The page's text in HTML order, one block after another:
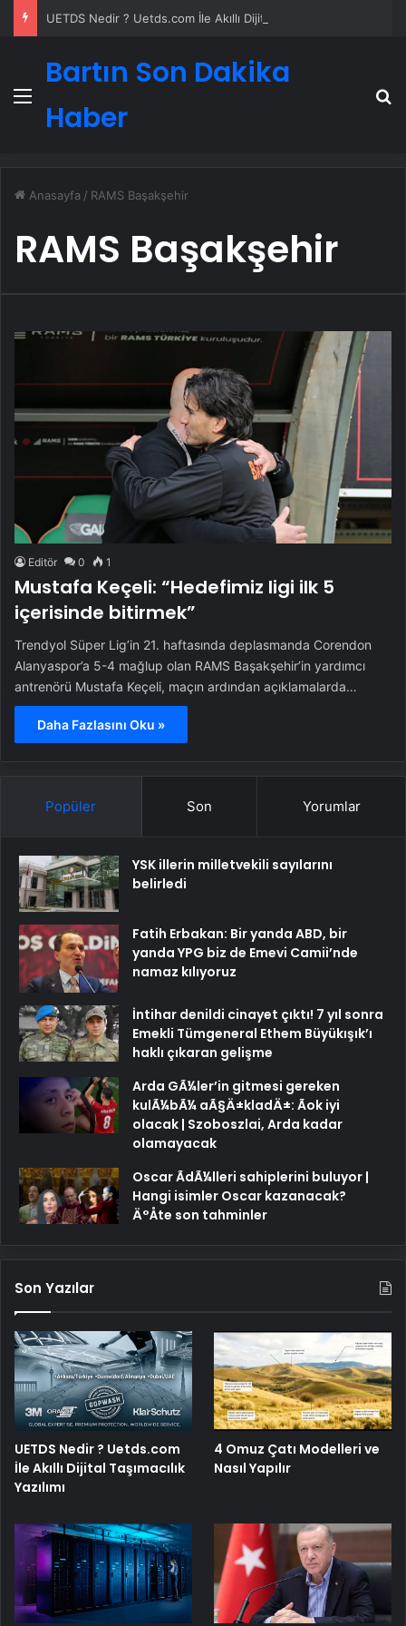
Menü
Bartın Son Dakika
Haber
Anasayfa / RAMS Başakşehir
RAMS Başakşehir
Editör 0 1
Mustafa Keçeli: “Hedefimiz ligi ilk 5
içerisinde bitirmek”
Trendyol Süper Lig’in 21. haftasında deplasmanda Corendon
Alanyaspor’a 5-4 mağlup olan RAMS Başakşehir’in yardımcı
antrenörü Mustafa Keçeli, maçın ardından açıklamalarda…
Daha Fazlasını Oku »
Popüler Son Yorumlar
YSK illerin milletvekili sayılarını
belirledi
Fatih Erbakan: Bir yanda ABD, bir
yanda YPG biz de Emevi Camii’nde
namaz kılıyoruz
İntihar denildi cinayet çıktı! 7 yıl sonra
Emekli Tümgeneral Ethem Büyükışık’ı
haklı çıkaran gelişme
Arda GÃ¼ler’in gitmesi gereken
kulÃ¼bÃ¼ aÃ§Ä±kladÄ±: Ãok iyi
olacak | Szoboszlai, Arda kadar
olamayacak
Oscar ÃdÃ¼lleri sahiplerini buluyor |
Hangi isimler Oscar kazanacak?
Ä°Åte son tahminler
Son Yazılar
UETDS Nedir ? Uetds.com
İle Akıllı Dijital Taşımacılık
Yazılımı
4 Omuz Çatı Modelleri ve
Nasıl Yapılır